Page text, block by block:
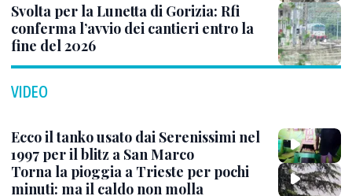
Svolta per la Lunetta di Gorizia: Rfi
conferma l’avvio dei cantieri entro la
fine del 2026
VIDEO
Ecco il tanko usato dai Serenissimi nel
1997 per il blitz a San Marco
Torna la pioggia a Trieste per pochi
minuti: ma il caldo non molla